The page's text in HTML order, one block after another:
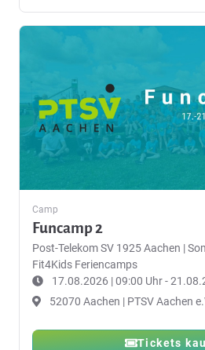
Camp
Funcamp 2
Post-Telekom SV 1925 Aachen |
Fit4Kids Feriencamps
17.08.2026 | 09:00 Uhr -
52070 Aachen | PTSV Aachen
Tickets